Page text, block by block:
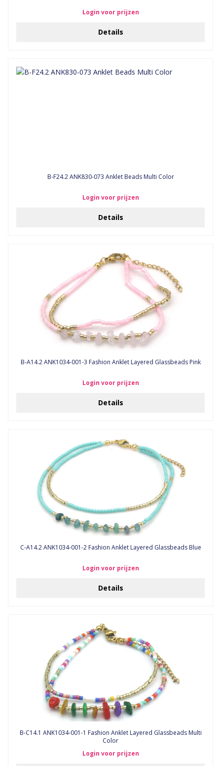
Login voor prijzen
Details
B-F24.2 ANK830-073 Anklet Beads Multi Color
Login voor prijzen
Details
B-A14.2 ANK1034-001-3 Fashion Anklet Layered Glassbeads Pink
Login voor prijzen
Details
C-A14.2 ANK1034-001-2 Fashion Anklet Layered Glassbeads Blue
Login voor prijzen
Details
B-C14.1 ANK1034-001-1 Fashion Anklet Layered Glassbeads Multi
Color
Login voor prijzen